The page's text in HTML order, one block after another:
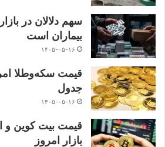
سهم دلالان در
بیماران است
۱۴۰۵-۰۵-۱۶
جدول
۱۴۰۵-۰۵-۱۶
قیمت بیت کوین و
بازار امروز